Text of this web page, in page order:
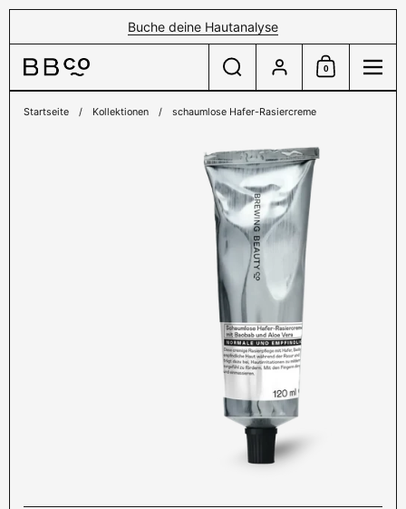
Buche deine Hautanalyse
Konto
Einkaufswagen
0 Menü
Startseite / Kollektionen / schaumlose Hafer-Rasiercreme